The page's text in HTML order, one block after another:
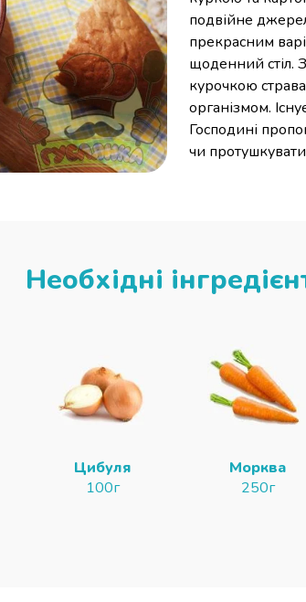
подвійне
прекрасним
щоденний стіл.
курочкою
організмом.
Господині
чи
Необхідні
Цибуля
100г
Морква
250г